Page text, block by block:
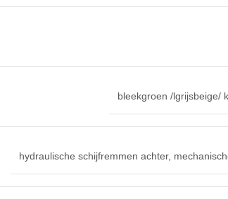
bleekgroen /lgrijsbeige/
hydraulische schijfremmen achter,